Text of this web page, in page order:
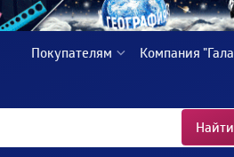
Покупателям Компания
Найти